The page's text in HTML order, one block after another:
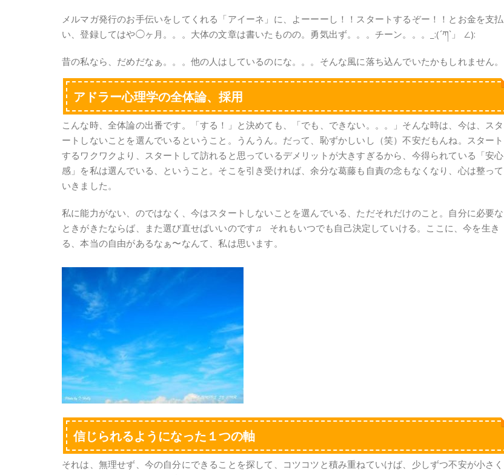
メルマガ発行のお手伝いをしてくれる「アイーネ」に、よーーーし！！スタートするぞー！！とお金を支払
い、登録してはや◯ヶ月。。。大体の文章は書いたものの。勇気出ず。。。チーン。。。_:(´ཀ`」 ∠):
昔の私なら、だめだなぁ。。。他の人はしているのにな。。。そんな風に落ち込んでいたかもしれません。
アドラー心理学の全体論、採用
こんな時、全体論の出番です。「する！」と決めても、「でも、できない。。。」そんな時は、今は、スタ
ートしないことを選んでいるということ。うんうん。だって、恥ずかしいし（笑）不安だもんね。スタート
するワクワクより、スタートして訪れると思っているデメリットが大きすぎるから、今得られている「安心
感」を私は選んでいる、ということ。そこを引き受ければ、余分な葛藤も自責の念もなくなり、心は整って
いきました。
私に能力がない、のではなく、今はスタートしないことを選んでいる、ただそれだけのこと。自分に必要な
ときがきたならば、また選び直せばいいのです♫ それもいつでも自己決定していける。ここに、今を生き
る、本当の自由があるなぁ〜なんて、私は思います。
信じられるようになった１つの軸
それは、無理せず、今の自分にできることを探して、コツコツと積み重ねていけば、少しずつ不安が小さく